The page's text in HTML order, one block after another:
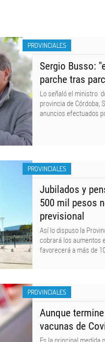
PROVINCIALES
Sergio Busso:
parche tras
Lo señaló el ministro
provincia de Córdoba,
anuncios efectuados
PROVINCIALES
Jubilados y
500 mil pesos
previsional
Así lo dispuso la
cobrará los aumentos
favorecerá a más de
PROVINCIALES
Aunque
vacunas de